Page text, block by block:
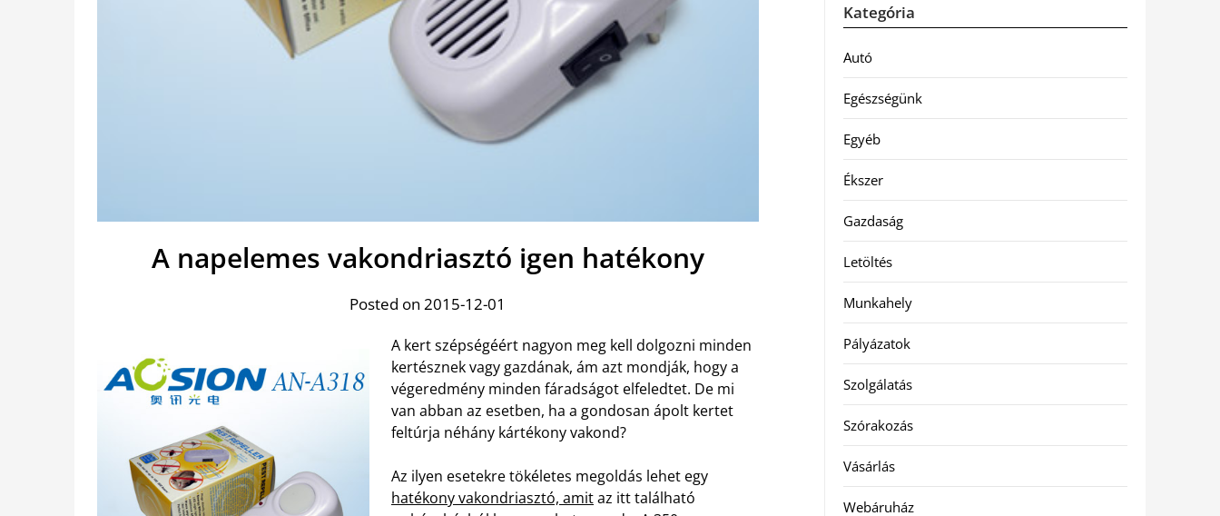
A napelemes vakondriasztó igen hatékony
Posted on 2015-12-01
A kert szépségéért nagyon meg kell dolgozni minden
kertésznek vagy gazdának, ám azt mondják, hogy a
végeredmény minden fáradságot elfeledtet. De mi
van abban az esetben, ha a gondosan ápolt kertet
feltúrja néhány kártékony vakond?
Az ilyen esetekre tökéletes megoldás lehet egy
hatékony vakondriasztó, amitaz itt található
Kategória
Autó
Egészségünk
Egyéb
Ékszer
Gazdaság
Letöltés
Munkahely
Pályázatok
Szolgálatás
Szórakozás
Vásárlás
Webáruház